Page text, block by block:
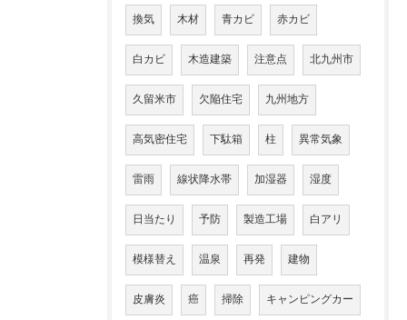
換気 木材 青カビ 赤カビ
白カビ 木造建築 注意点 北九州市
久留米市 欠陥住宅 九州地方
高気密住宅 下駄箱 柱 異常気象
雷雨 線状降水帯 加湿器 湿度
日当たり 予防 製造工場 白アリ
模様替え 温泉 再発 建物
皮膚炎 癌 掃除 キャンピングカー